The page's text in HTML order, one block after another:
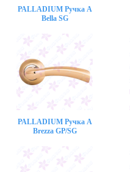
PALLADIUM Ручка A
Bella SG
PALLADIUM Ручка A
Brezza GP/SG